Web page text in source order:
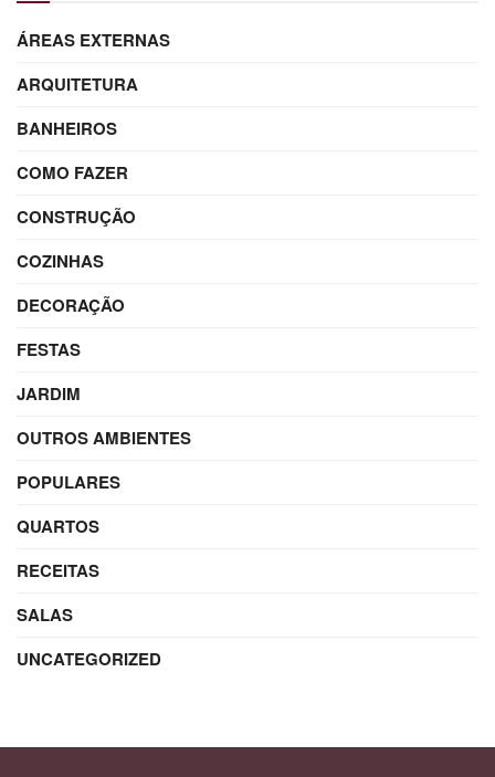
ÁREAS EXTERNAS
ARQUITETURA
BANHEIROS
COMO FAZER
CONSTRUÇÃO
COZINHAS
DECORAÇÃO
FESTAS
JARDIM
OUTROS AMBIENTES
POPULARES
QUARTOS
RECEITAS
SALAS
UNCATEGORIZED